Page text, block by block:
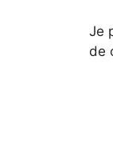
Je
de